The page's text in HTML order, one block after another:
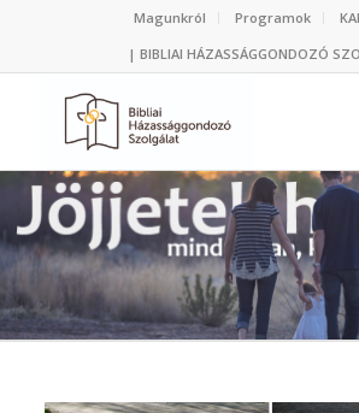
Magunkról Programok
| BIBLIAI HÁZASSÁGGONDOZÓ